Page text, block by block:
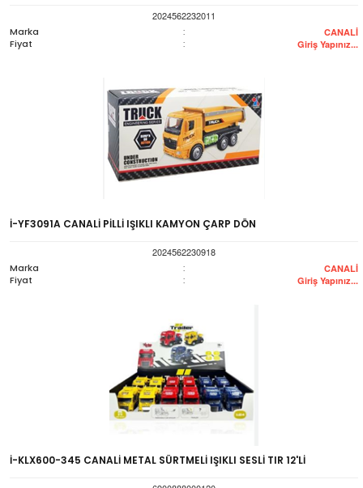
2024562232011
Marka
: CANALİ
Fiyat : Giriş Yapınız...
İ-YF3091A CANALİ PİLLİ IŞIKLI KAMYON ÇARP DÖN
2024562230918
Marka
: CANALİ
Fiyat : Giriş Yapınız...
İ-KLX600-345 CANALİ METAL SÜRTMELİ IŞIKLI SESLİ TIR 12'Lİ